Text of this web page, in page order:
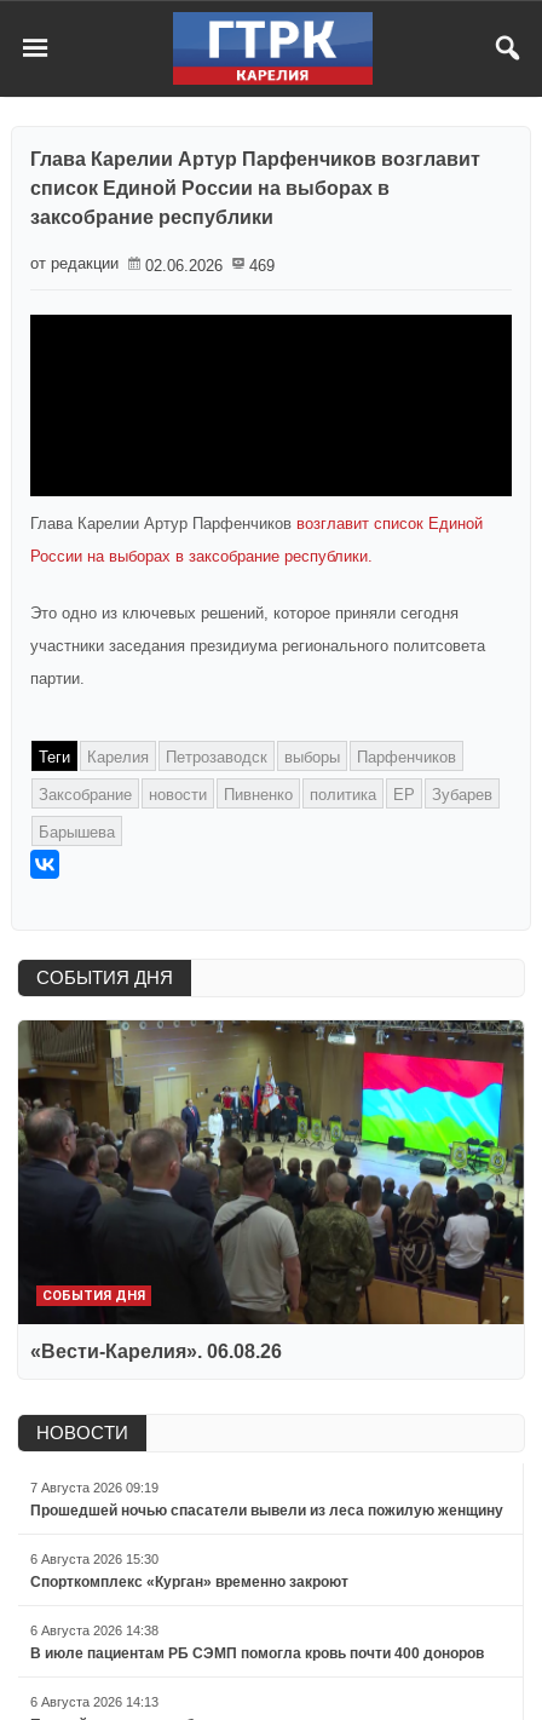
Глава Карелии Артур Парфенчиков возглавит
список Единой России на выборах в
заксобрание республики
от редакции 02.06.2026 469
Глава Карелии Артур Парфенчиков возглавит список Единой
России на выборах в заксобрание республики.
Это одно из ключевых решений, которое приняли сегодня
участники заседания президиума регионального политсовета
партии.
Теги Карелия Петрозаводск выборы Парфенчиков
Заксобрание новости Пивненко политика ЕР Зубарев
Барышева
СОБЫТИЯ ДНЯ
СОБЫТИЯ ДНЯ
«Вести-Карелия». 06.08.26
НОВОСТИ
7 Августа 2026 09:19
Прошедшей ночью спасатели вывели из леса пожилую женщину
6 Августа 2026 15:30
Спорткомплекс «Курган» временно закроют
6 Августа 2026 14:38
В июле пациентам РБ СЭМП помогла кровь почти 400 доноров
6 Августа 2026 14:13